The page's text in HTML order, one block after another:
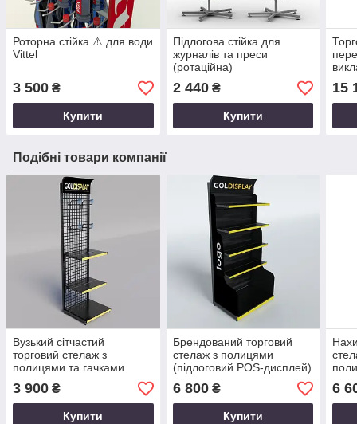
Роторна стійка ⚠️ для води
Vittel
3 500 ₴
Купити
Підлогова стійка для
журналів та преси
(ротаційна)
2 440₴
Купити
15
Подібні товари компанії
Вузький сітчастий
торговий стелаж з
полицями та гачками
3 900 ₴
Купити
Брендований торговий
стелаж з полицями
(підлоговий POS-дисплей)
6 800₴
Купити
6